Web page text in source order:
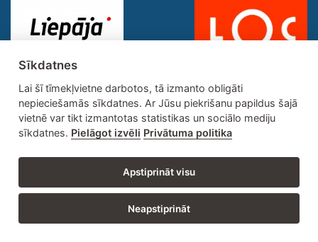
Adrese: Brīvības ielā 55, Liepāja, LV-3401 | Tālrunis: 634 27473 | E-
pasts: lsss@liepaja.lv
Sīkdatnes
Lai šī tīmekļvietne darbotos, tā izmanto obligāti
nepieciešamās sīkdatnes. Ar Jūsu piekrišanu papildus šajā
vietnē var tikt izmantotas statistikas un sociālo mediju
sīkdatnes. Pielāgot izvēli Privātuma politika
Apstiprināt visu
Neapstiprināt